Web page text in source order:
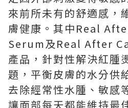
來前所未有的舒適感，
膚健康。其中Real
Serum及Real After
產品，針對性解決紅腫
題，平衡皮膚的水分供
去除經常性水腫、敏感
讓面部每天都能維持最